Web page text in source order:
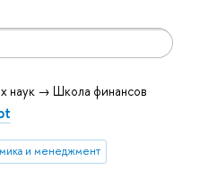
наук → Школа финансов
и менеджмент